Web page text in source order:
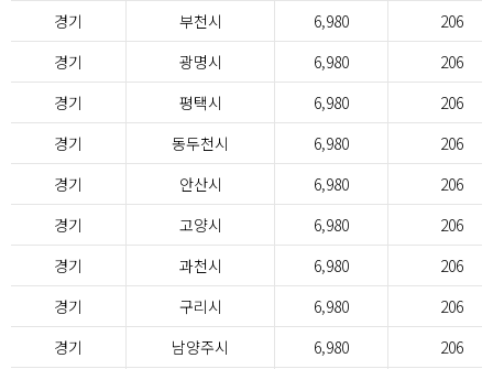
경기
부천시 6,980
206
경기
광명시 6,980
206
경기
평택시 6,980
206
경기
동두천시 6,980
206
경기
안산시 6,980
206
경기
고양시 6,980
206
경기
과천시 6,980
206
경기
구리시 6,980
206
경기
남양주시 6,980
206